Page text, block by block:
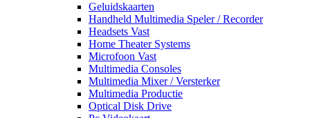
Geluidskaarten
Handheld Multimedia Speler / Recorder
Headsets Vast
Home Theater Systems
Microfoon Vast
Multimedia Consoles
Multimedia Mixer / Versterker
Multimedia Productie
Optical Disk Drive